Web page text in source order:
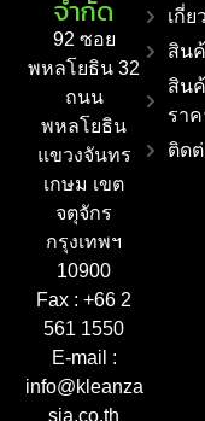
จำกัด
92 ซอย
พหลโยธิน 32
ถนน
พหลโยธิน
แขวงจันทร
เกษม เขต
จตุจักร
กรุงเทพฯ
10900
Fax : +66 2
561 1550
E-mail :
info@kleanza
sia.co.th
เกี่ย
สิน
สิน
ราค
ติดต่